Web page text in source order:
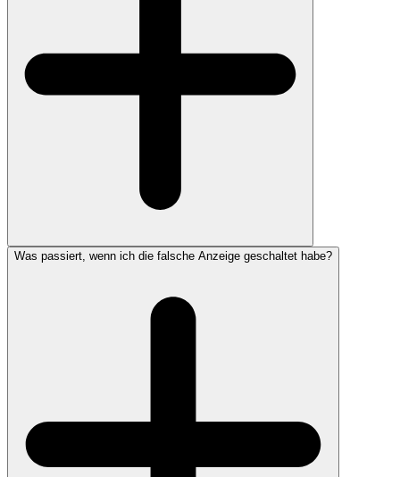
Was passiert, wenn ich die falsche Anzeige geschaltet habe?